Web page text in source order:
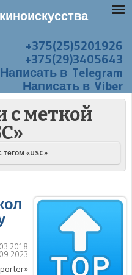
+375(25)5201926
+375(29)3405643
Написать в Telegram
Написать в Viber
с меткой
«USC»